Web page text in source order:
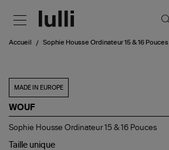
Accueil Sophie Housse Ordinateur 15 & 16 Pouces
MADE IN EUROPE
WOUF
Sophie
Ordinateur
Sophie Housse Ordinateur 15 & 16 Pouces
Taille unique